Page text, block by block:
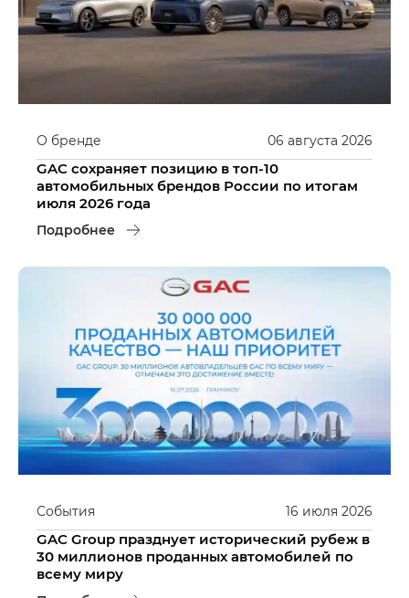
06 августа 2026
О бренде
GAC сохраняет позицию в топ-10
автомобильных брендов России по итогам
июля 2026 года
Подробнее
16 июля 2026
События
GAC Group празднует исторический рубеж в
30 миллионов проданных автомобилей по
всему миру